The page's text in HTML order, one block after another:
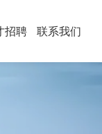
招聘 联系我们